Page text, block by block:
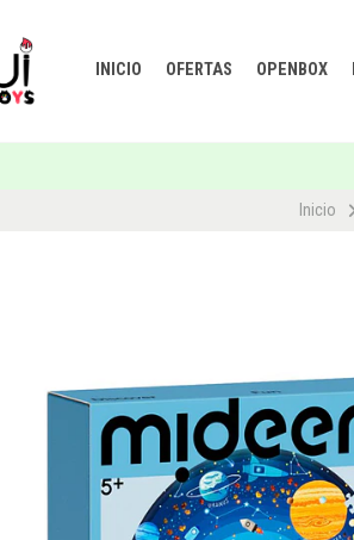
INICIO OFERTAS OPENBOX
Inicio